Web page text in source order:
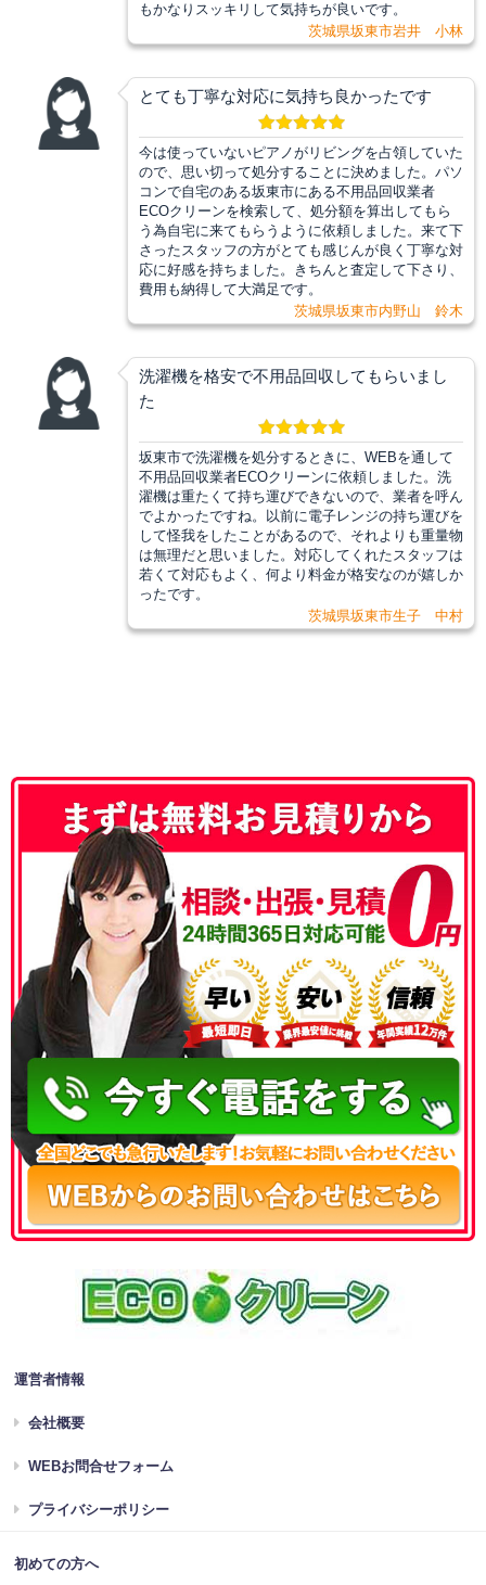
もかなりスッキリして気持ちが良いです。
茨城県坂東市岩井 小林
とても丁寧な対応に気持ち良かったです
今は使っていないピアノがリビングを占領していた
ので、思い切って処分することに決めました。パソ
コンで自宅のある坂東市にある不用品回収業者
ECOクリーンを検索して、処分額を算出してもら
う為自宅に来てもらうように依頼しました。来て下
さったスタッフの方がとても感じんが良く丁寧な対
応に好感を持ちました。きちんと査定して下さり、
費用も納得して大満足です。
茨城県坂東市内野山 鈴木
洗濯機を格安で不用品回収してもらいまし
た
坂東市で洗濯機を処分するときに、WEBを通して
不用品回収業者ECOクリーンに依頼しました。洗
濯機は重たくて持ち運びできないので、業者を呼ん
でよかったですね。以前に電子レンジの持ち運びを
して怪我をしたことがあるので、それよりも重量物
は無理だと思いました。対応してくれたスタッフは
若くて対応もよく、何より料金が格安なのが嬉しか
ったです。
茨城県坂東市生子 中村
050-3186-4780
運営者情報
会社概要
WEBお問合せフォーム
プライバシーポリシー
初めての方へ